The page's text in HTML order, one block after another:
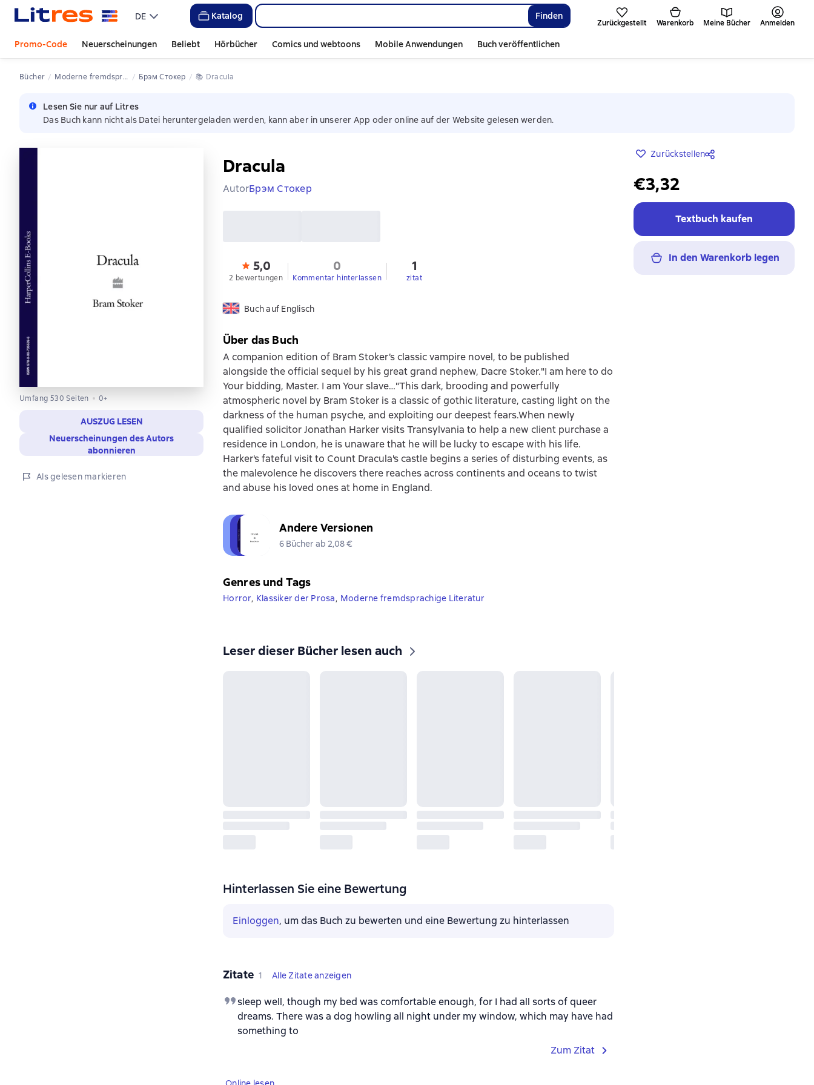
DE Katalog Finden
Zurückgestellt Warenkorb Meine Bücher Anmelden
Promo-Code Neuerscheinungen Beliebt Hörbücher Comics und webtoons Mobile Anwendungen Buch veröffentlichen
Bücher Moderne fremdsprachige Literatur Брэм Стокер 📚 Dracula
Lesen Sie nur auf Litres
Das Buch kann nicht als Datei heruntergeladen werden, kann aber in unserer App oder online auf der Website gelesen werden.
Umfang 530 Seiten 0+
AUSZUG LESEN
Neuerscheinungen des Autors
abonnieren
Als gelesen markieren
Dracula
AutorБрэм Стокер
5,0
2 bewertungen
0
Kommentar hinterlassen
1
zitat
Buch auf Englisch
Zurückstellen
€3,32
Textbuch kaufen
In den Warenkorb legen
Über das Buch
A companion edition of Bram Stoker’s classic vampire novel, to be published
alongside the official sequel by his great grand nephew, Dacre Stoker."I am here to do
Your bidding, Master. I am Your slave…"This dark, brooding and powerfully
atmospheric novel by Bram Stoker is a classic of gothic literature, casting light on the
darkness of the human psyche, and exploiting our deepest fears.When newly
qualified solicitor Jonathan Harker visits Transylvania to help a new client purchase a
residence in London, he is unaware that he will be lucky to escape with his life.
Harker's fateful visit to Count Dracula's castle begins a series of disturbing events, as
the malevolence he discovers there reaches across continents and oceans to twist
and abuse his loved ones at home in England.
Andere Versionen
6 Bücher ab 2,08 €
Genres und Tags
Horror, Klassiker der Prosa, Moderne fremdsprachige Literatur
Leser dieser Bücher lesen auch
Hinterlassen Sie eine Bewertung
Einloggen, um das Buch zu bewerten und eine Bewertung zu hinterlassen
Zitate 1 Alle Zitate anzeigen
sleep well, though my bed was comfortable enough, for I had all sorts of queer
dreams. There was a dog howling all night under my window, which may have had
something to
Zum Zitat